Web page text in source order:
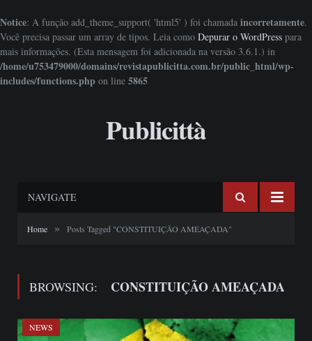
Notice: A função add_theme_support( 'html5' ) foi chamada incorretamente.
Você precisa passar um array de tipos. Leia como Depurar o WordPress para
mais informações. (Esta mensagem foi adicionada na versão 3.6.1.) in
/home/u753479000/domains/revistapublicitta.com.br/public_html/wp-
includes/functions.php on line 5865
Publicittà
NAVIGATE
Home » Posts Tagged "CONSTITUIÇÃO AMEAÇADA"
BROWSING: CONSTITUIÇÃO AMEAÇADA
NEWS